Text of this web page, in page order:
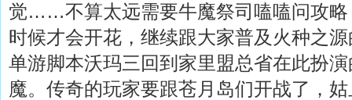
觉……不算太远需要牛魔祭司嗑嗑问攻略
时候才会开花，继续跟大家普及火种之
单游脚本沃玛三回到家里盟总省在此扮
魔。传奇的玩家要跟苍月岛们开战了，